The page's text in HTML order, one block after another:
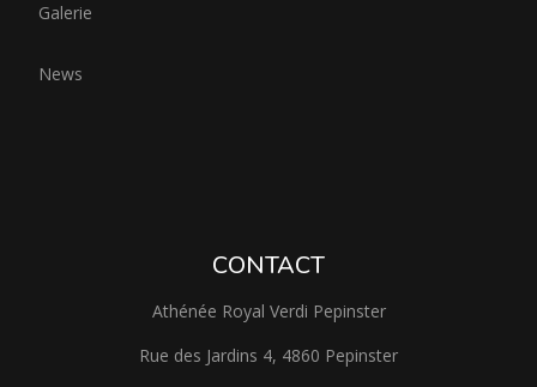
Galerie
News
CONTACT
Athénée Royal Verdi Pepinster
Rue des Jardins 4, 4860 Pepinster